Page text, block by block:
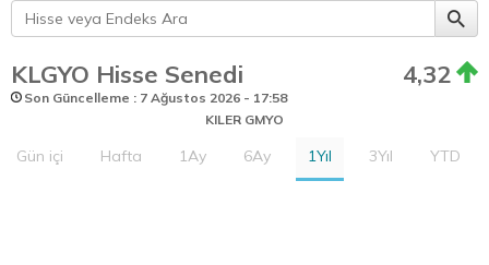
KLGYO Hisse Senedi 4,32
Son Güncelleme : 7 Ağustos 2026 - 17:58
KILER GMYO
Gün içi Hafta 1Ay 6Ay 1Yıl 3Yıl YTD